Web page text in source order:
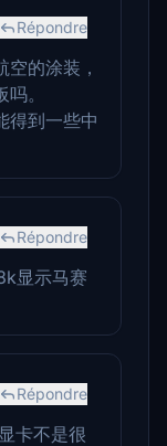
Répondre
的涂装，
。
得到一些中
Répondre
显示马赛
Répondre
卡不是很